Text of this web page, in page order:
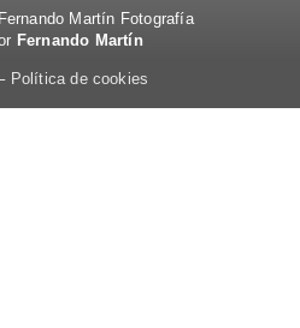
Martín Fotografía
Fernando Martín
Política de cookies